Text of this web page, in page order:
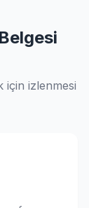
için izlenmesi